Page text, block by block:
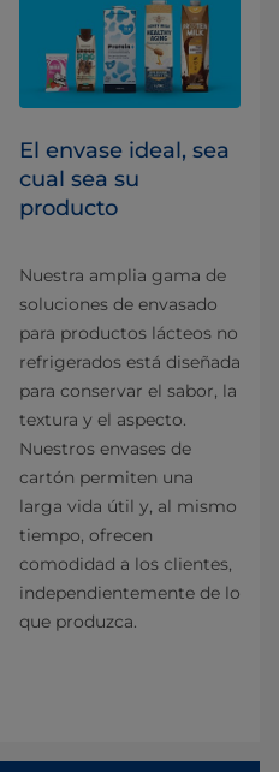
El envase ideal, sea
cual sea su
producto
Nuestra amplia gama de
soluciones de envasado
para productos lácteos no
refrigerados está diseñada
para conservar el sabor, la
textura y el aspecto.
Nuestros envases de
cartón permiten una
larga vida útil y, al mismo
tiempo, ofrecen
comodidad a los clientes,
independientemente de lo
que produzca.